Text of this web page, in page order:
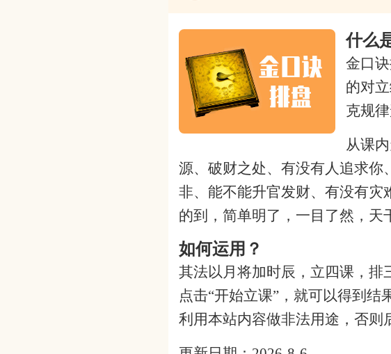
什么
金口
的对
克规
从课
源、破财之处、有没有人追求你
非、能不能升官发财、有没有
的到，简单明了，一目了然，天
如何运用？
其法以月将加时辰，立四课，排
点击“开始立课”，就可以得到
利用本站内容做非法用途，否则